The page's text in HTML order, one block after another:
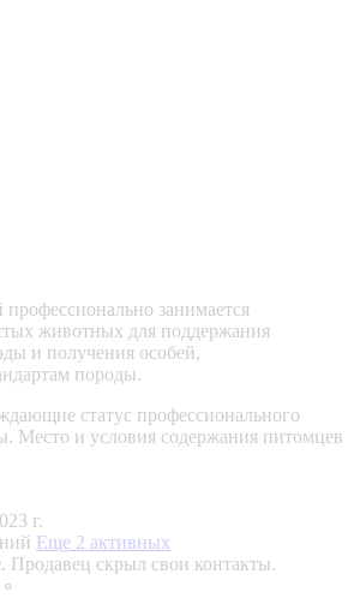
занимается
животных для поддержания
и получения особей,
породы.
статус профессионального
Место и условия содержания питомцев
г.
Еще 2 активных
Продавец скрыл свои контакты.